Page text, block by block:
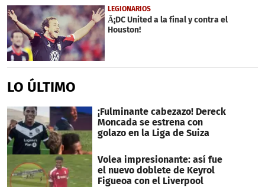
LEGIONARIOS
Â¡DC United a la final y contra el
Houston!
LO ÚLTIMO
¡Fulminante cabezazo! Dereck
Moncada se estrena con
golazo en la Liga de Suiza
Volea impresionante: así fue
el nuevo doblete de Keyrol
Figueoa con el Liverpool